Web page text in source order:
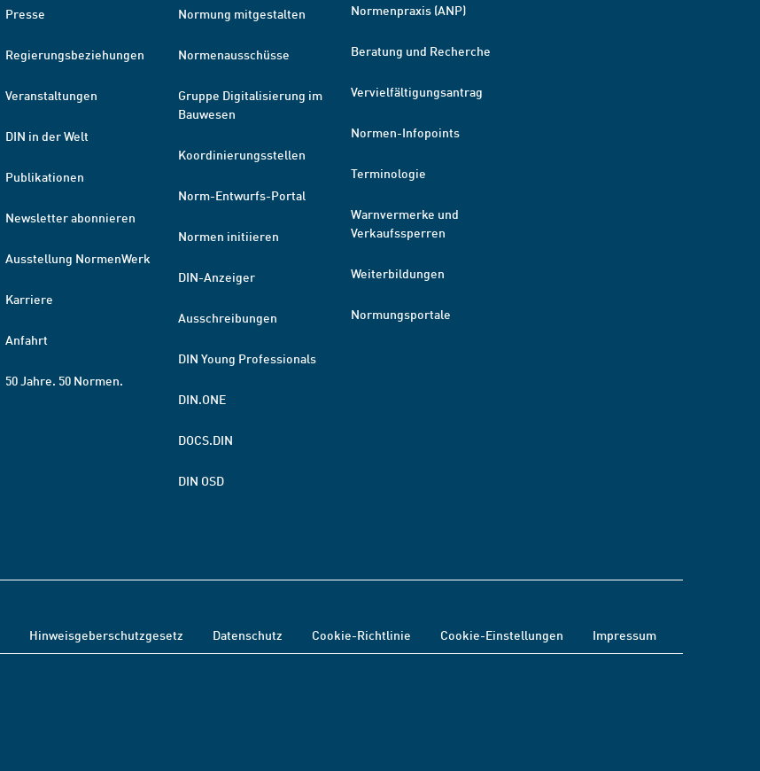
Presse
Regierungsbeziehungen
Veranstaltungen
DIN in der Welt
Publikationen
Newsletter abonnieren
Ausstellung NormenWerk
Karriere
Anfahrt
50 Jahre. 50 Normen.
Normung mitgestalten
Normenausschüsse
Gruppe Digitalisierung im
Bauwesen
Koordinierungsstellen
Norm-Entwurfs-Portal
Normen initiieren
DIN-Anzeiger
Ausschreibungen
DIN Young Professionals
DIN.ONE
DOCS.DIN
DIN OSD
Normenpraxis (ANP)
Beratung und Recherche
Vervielfältigungsantrag
Normen-Infopoints
Terminologie
Warnvermerke und
Verkaufssperren
Weiterbildungen
Normungsportale
Hinweisgeberschutzgesetz Datenschutz Cookie-Richtlinie Cookie-Einstellungen Impressum